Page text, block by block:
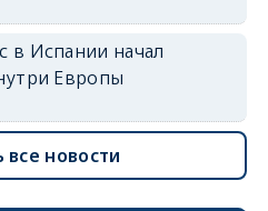
в Испании начал
Европы
все новости